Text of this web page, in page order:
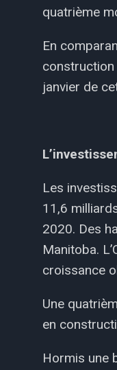
quatrième
En
construction
janvier de
Les
11,6
2020. Des
Manitoba.
croissance
Une
en
Hormis une